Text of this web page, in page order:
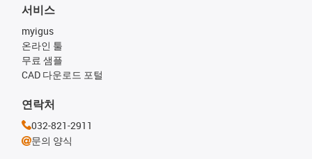
서비스
myigus
온라인 툴
무료 샘플
CAD 다운로드 포털
연락처
032-821-2911
문의 양식